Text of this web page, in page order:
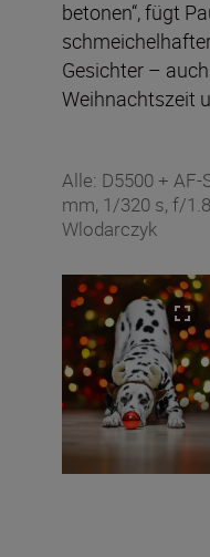
betonen“, fügt
Gesichter –
Weihnachtszeit
Alle: D5500 +
mm, 1/320 s, f/
Wlodarczyk